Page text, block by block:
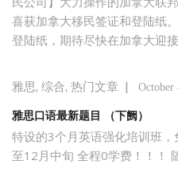
喜获加拿大移民签证和登陆纸
登陆纸，期待尽快在加拿大迎
雅思, 综合, 热门文章 | October
雅思口语最新题目 （下阙）
特设的3个月英语强化培训班
至12月中旬 全程0学费！！！